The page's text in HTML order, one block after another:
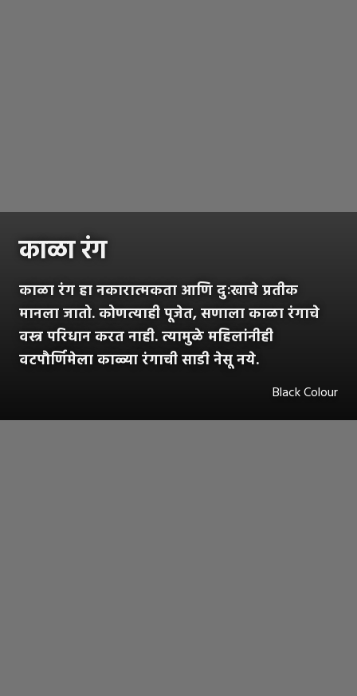
काळा रंग
काळा रंग हा नकारात्मकता आणि दुःखाचे प्रतीक
मानला जातो. कोणत्याही पूजेत, सणाला काळा रंगाचे
वस्त्र परिधान करत नाही. त्यामुळे महिलांनीही
वटपौर्णिमेला काळ्या रंगाची साडी नेसू नये.
Black Colour